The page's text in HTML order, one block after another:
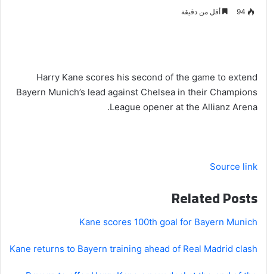
94 أقل من دقيقة
Harry Kane scores his second of the game to extend
Bayern Munich’s lead against Chelsea in their Champions
League opener at the Allianz Arena.
Source link
Related Posts
Kane scores 100th goal for Bayern Munich
Kane returns to Bayern training ahead of Real Madrid clash